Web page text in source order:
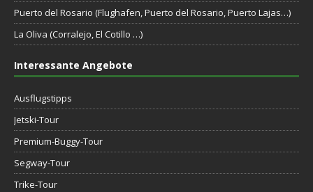
Puerto del Rosario (Flughafen, Puerto del Rosario, Puerto Lajas…)
La Oliva (Corralejo, El Cotillo …)
Interessante Angebote
Ausflugstipps
Jetski-Tour
Premium-Buggy-Tour
Segway-Tour
Trike-Tour